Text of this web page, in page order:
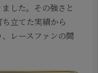
した。その強さと
立てた実績から
、レースファンの間